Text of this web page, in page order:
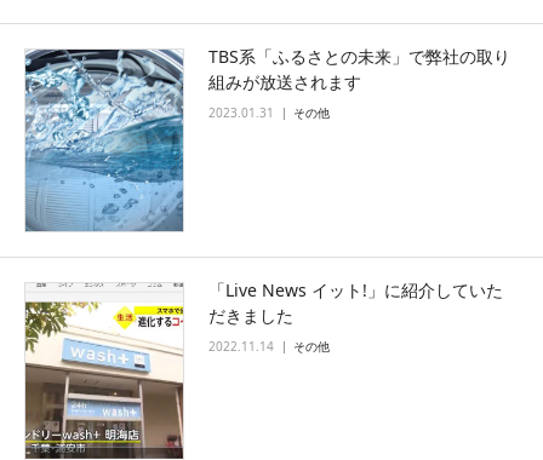
TBS系「ふるさとの未来」で弊社の取り
組みが放送されます
2023.01.31 その他
「Live News イット!」に紹介していた
だきました
2022.11.14 その他